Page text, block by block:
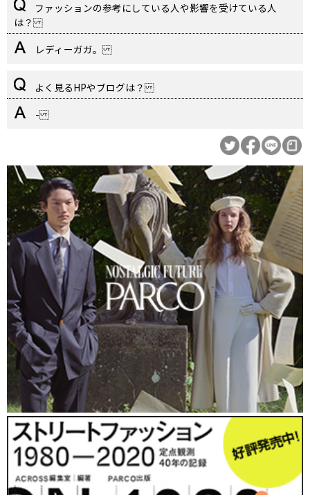
ファッションの参考にしている人や影響を受けている人
は？
レディーガガ。
よく見るHPやブログは？
-